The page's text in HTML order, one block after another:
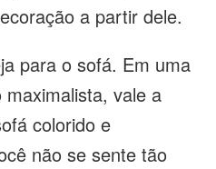
a partir dele.
para o sofá. Em uma
vale a
colorido e
não se sente tão